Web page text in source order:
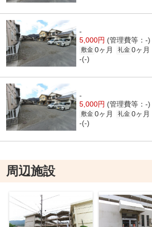
-
5,000円 (管理費等：-)
敷金 0ヶ月 礼金 0ヶ月
-(-)
-
5,000円 (管理費等：-)
敷金 0ヶ月 礼金 0ヶ月
-(-)
周辺施設